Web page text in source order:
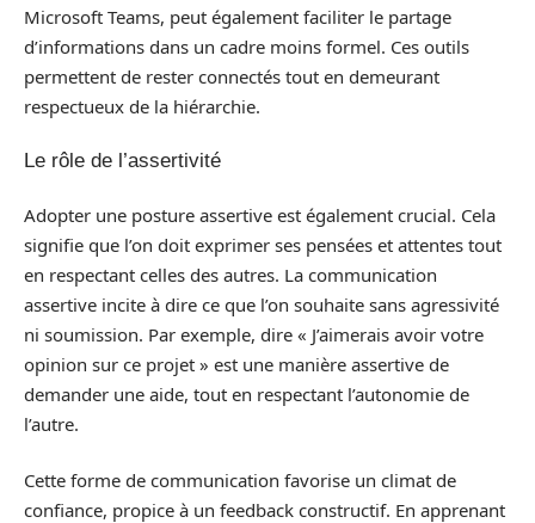
Microsoft Teams, peut également faciliter le partage
d’informations dans un cadre moins formel. Ces outils
permettent de rester connectés tout en demeurant
respectueux de la hiérarchie.
Le rôle de l’assertivité
Adopter une posture assertive est également crucial. Cela
signifie que l’on doit exprimer ses pensées et attentes tout
en respectant celles des autres. La communication
assertive incite à dire ce que l’on souhaite sans agressivité
ni soumission. Par exemple, dire « J’aimerais avoir votre
opinion sur ce projet » est une manière assertive de
demander une aide, tout en respectant l’autonomie de
l’autre.
Cette forme de communication favorise un climat de
confiance, propice à un feedback constructif. En apprenant